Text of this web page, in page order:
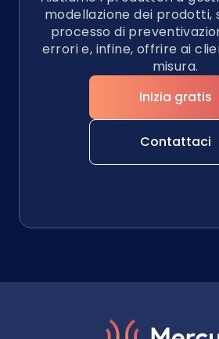
modellazione dei prodotti,
processo di
errori e, infine, offrire ai
misura.
Inizia gratis
Contattaci